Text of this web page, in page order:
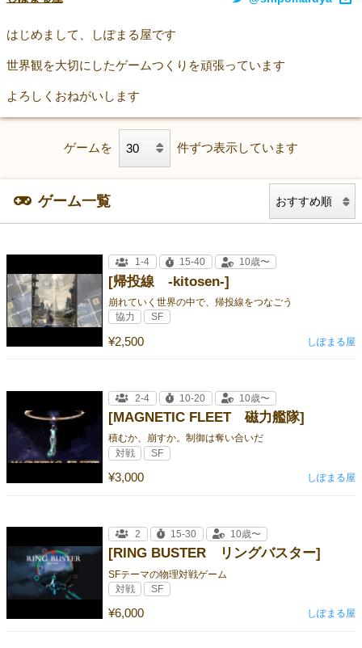
はじめまして、しぽまる屋です
世界観を大切にしたゲームつくりを頑張っています
よろしくおねがいします
ゲームを 件ずつ表示しています
ゲーム一覧
[帰投線 -kitosen-]
崩れていく世界の中で、帰投線をつなごう
¥2,500
1-4 15-40 10歳〜
協力 SF
しぽまる屋
[MAGNETIC FLEET 磁力艦隊]
積むか、崩すか。制御は奪い合いだ
¥3,000
2-4 10-20 10歳〜
対戦 SF
しぽまる屋
[RING BUSTER リングバスター]
SFテーマの物理対戦ゲーム
¥6,000
2 15-30 10歳〜
対戦 SF
しぽまる屋